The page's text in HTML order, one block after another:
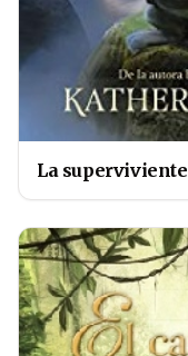
La superviviente